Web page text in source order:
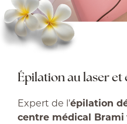
Épilation au laser et
Expert de l’épilation
centre médical Brami